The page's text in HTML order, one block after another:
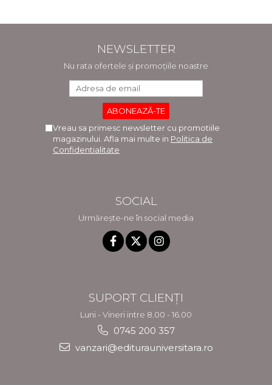
NEWSLETTER
Nu rata ofertele și promoțiile noastre
Vreau sa primesc newsletter cu promotiile
magazinului. Afla mai multe in Politica de
Confidentialitate
SOCIAL
Urmărește-ne în social media
SUPORT CLIENȚI
Luni - Vineri intre 8.00 - 16.00
0745 200 357
vanzari@editurauniversitara.ro